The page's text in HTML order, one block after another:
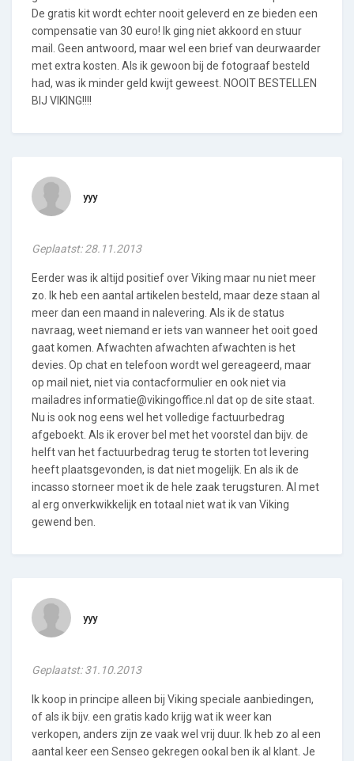
De gratis kit wordt echter nooit geleverd en ze bieden een
compensatie van 30 euro! Ik ging niet akkoord en stuur
mail. Geen antwoord, maar wel een brief van deurwaarder
met extra kosten. Als ik gewoon bij de fotograaf besteld
had, was ik minder geld kwijt geweest. NOOIT BESTELLEN
BIJ VIKING!!!!
yyy
Geplaatst: 28.11.2013
Eerder was ik altijd positief over Viking maar nu niet meer
zo. Ik heb een aantal artikelen besteld, maar deze staan al
meer dan een maand in nalevering. Als ik de status
navraag, weet niemand er iets van wanneer het ooit goed
gaat komen. Afwachten afwachten afwachten is het
devies. Op chat en telefoon wordt wel gereageerd, maar
op mail niet, niet via contacformulier en ook niet via
mailadres informatie@vikingoffice.nl dat op de site staat.
Nu is ook nog eens wel het volledige factuurbedrag
afgeboekt. Als ik erover bel met het voorstel dan bijv. de
helft van het factuurbedrag terug te storten tot levering
heeft plaatsgevonden, is dat niet mogelijk. En als ik de
incasso storneer moet ik de hele zaak terugsturen. Al met
al erg onverkwikkelijk en totaal niet wat ik van Viking
gewend ben.
yyy
Geplaatst: 31.10.2013
Ik koop in principe alleen bij Viking speciale aanbiedingen,
of als ik bijv. een gratis kado krijg wat ik weer kan
verkopen, anders zijn ze vaak wel vrij duur. Ik heb zo al een
aantal keer een Senseo gekregen ookal ben ik al klant. Je